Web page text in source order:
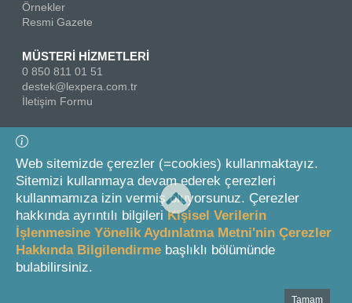
Örnekler
Resmi Gazete
MÜSTERİ HİZMETLERİ
0 850 811 01 51
destek@lexpera.com.tr
İletişim Formu
Bizi Takip Edin
© 2026 On İki Levha Yayıncılık A.Ş.
Web sitemizde çerezler (=cookies) kullanmaktayız.
Sitemizi kullanmaya devam ederek çerezleri
kullanmamıza izin vermiş oluyorsunuz. Çerezler
hakkında ayrıntılı bilgileriKişisel Verilerin
İşlenmesine Yönelik Aydınlatma Metni'nin Çerezler
Hakkında Bilgilendirme başlıklı bölümünde
bulabilirsiniz.
Tamam